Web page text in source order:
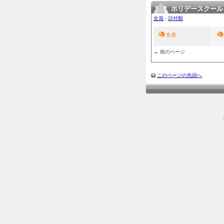
ホリデースクー
全員 › 日付順
全員
← 前のページ
このページの先頭へ